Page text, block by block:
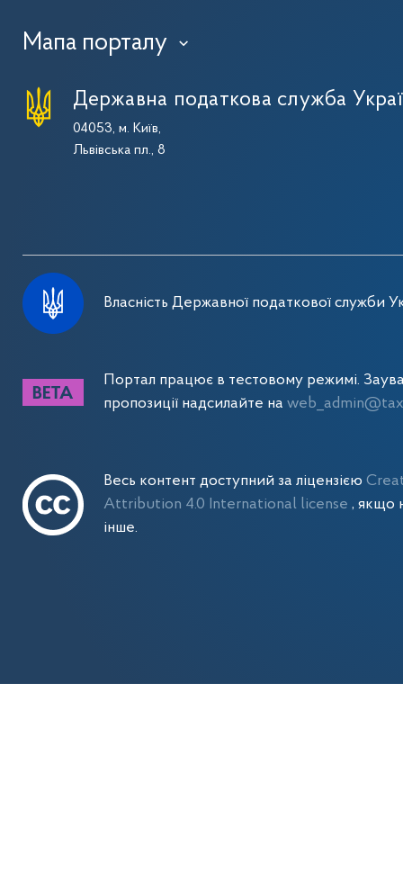
Мапа порталу ›
Державна податкова служба
04053, м. Київ,
Львівська пл., 8
Власність Державної податкової служби
Портал працює в тестовому режимі.
пропозиції надсилайте на
Весь контент доступний за ліцензією
Attribution 4.0 International license , якщо
інше.